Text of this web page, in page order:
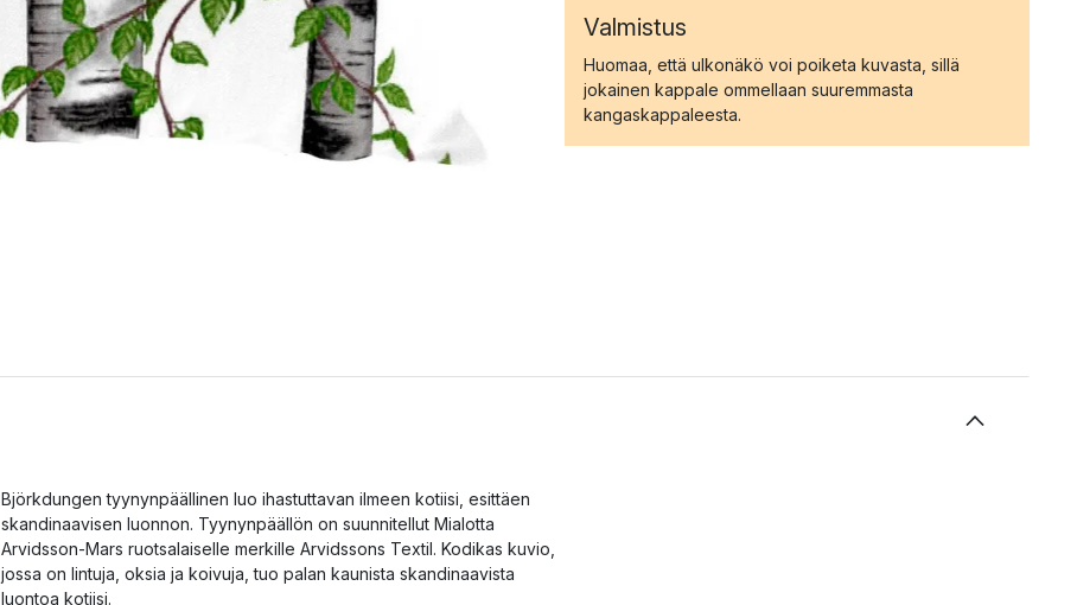
Valmistus
Huomaa, että ulkonäkö voi poiketa kuvasta, sillä
jokainen kappale ommellaan suuremmasta
kangaskappaleesta.
Björkdungen tyynynpäällinen luo ihastuttavan ilmeen kotiisi, esittäen
skandinaavisen luonnon. Tyynynpäällön on suunnitellut Mialotta
Arvidsson-Mars ruotsalaiselle merkille Arvidssons Textil. Kodikas kuvio,
jossa on lintuja, oksia ja koivuja, tuo palan kaunista skandinaavista
luontoa kotiisi.